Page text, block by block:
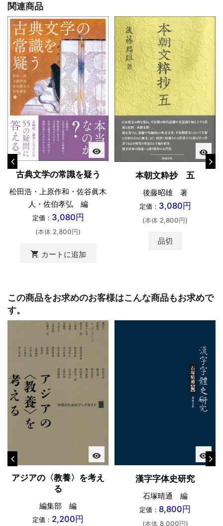
関連商品
visibility
古典文学の常識を疑う
松田浩・上原作和・佐谷眞木
人・佐伯孝弘 編
定価： 3,080円
(本体 2,800円)
shopping_cart カートに追加
visibility
本朝文粋抄 五
後藤昭雄 著
定価： 3,080円
(本体 2,800円)
品切
この商品をお求めのお客様はこんな商品もお求めで
す。
visibility
アジアの〈教養〉を考え
る
編集部 編
定価： 2,200円
visibility
漢字字体史研究
石塚晴通 編
定価： 8,800円
(本体 8,000円)